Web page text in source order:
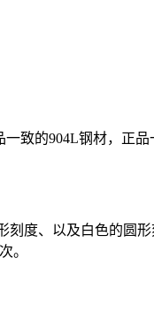
致的904L钢材，正
度、以及白色的圆
。